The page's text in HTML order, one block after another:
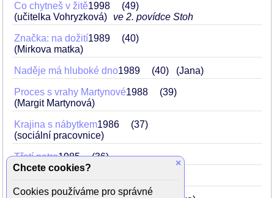
Co chytneš v žitě1998
49
(učitelka Vohryzková)
ve 2. povídce Stoh
Značka: na dožití1989
40
(Mirkova matka)
Naděje má hluboké dno1989 40 (Jana)
Proces s vrahy Martynové1988
39
(Margit Martynová)
Krajina s nábytkem1986
37
(sociální pracovnice)
Třetí patro1985 36
×
Chcete cookies?
Cookies používáme pro správné